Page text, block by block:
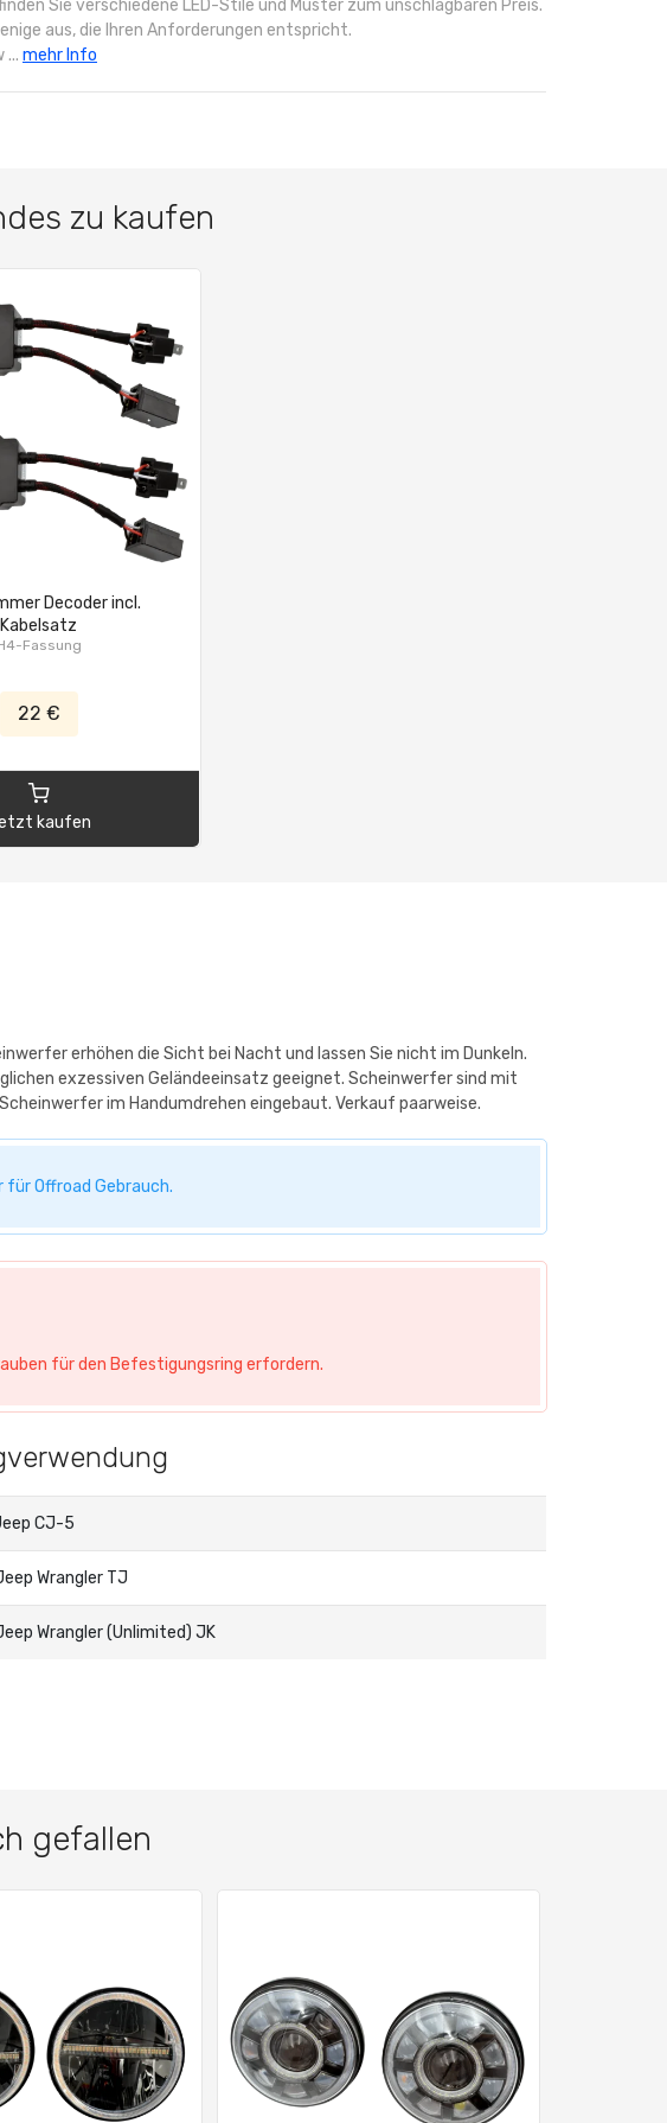
Sie verschiedene LED-Stile und Muster zum unschlagbaren Preis.
aus, die Ihren Anforderungen entspricht.
... mehr Info
zu kaufen
Decoder incl.
Kabelsatz
Fassung
22 €
kaufen
erhöhen die Sicht bei Nacht und lassen Sie nicht im Dunkeln.
exzessiven Geländeeinsatz geeignet. Scheinwerfer sind mit
im Handumdrehen eingebaut. Verkauf paarweise.
Offroad Gebrauch.
für den Befestigungsring erfordern.
CJ-5
Wrangler TJ
Wrangler (Unlimited) JK
gefallen